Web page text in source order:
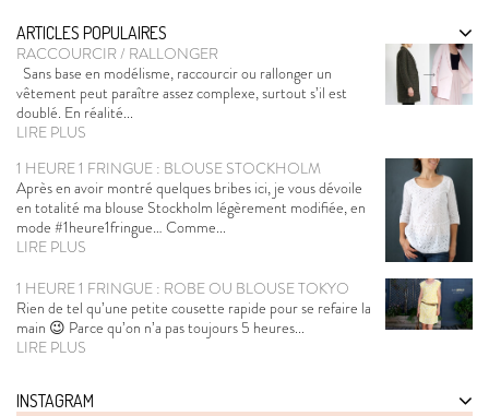
ARTICLES POPULAIRES
RACCOURCIR / RALLONGER
Sans base en modélisme, raccourcir ou rallonger un
vêtement peut paraître assez complexe, surtout s’il est
doublé. En réalité...
LIRE PLUS
1 HEURE 1 FRINGUE : BLOUSE STOCKHOLM
Après en avoir montré quelques bribes ici, je vous dévoile
en totalité ma blouse Stockholm légèrement modifiée, en
mode #1heure1fringue… Comme...
LIRE PLUS
1 HEURE 1 FRINGUE : ROBE OU BLOUSE TOKYO
Rien de tel qu’une petite cousette rapide pour se refaire la
main 😉 Parce qu’on n’a pas toujours 5 heures...
LIRE PLUS
INSTAGRAM